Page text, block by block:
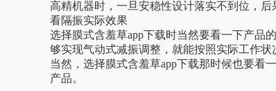
高精机器时，一旦安稳性设计落实不到位，
看隔振实际效果
选择膜式含羞草app下载时当然要看一下产品的
够实现气动式减振调整，就能按照实际工作状
当然，选择膜式含羞草app下载那时候也要看
产品。